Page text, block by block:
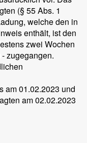
(§ 55 Abs. 1
welche den in
enthält, ist den
zwei Wochen
zugegangen.
am 01.02.2023 und
am 02.02.2023